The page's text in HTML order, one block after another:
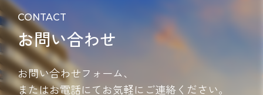
CONTACT
お問い合わせ
お問い合わせフォーム、
またはお電話にてお気軽にご連絡ください。